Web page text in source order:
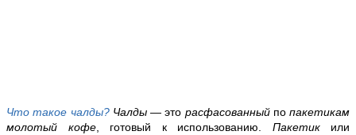
Что такое чалды? Чалды — это расфасованный по пакетикам
молотый кофе, готовый к использованию. Пакетик или